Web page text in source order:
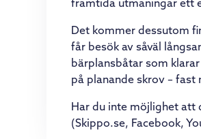
framtida utmaningar ett
Det kommer dessutom
får besök av såväl
bärplansbåtar som
på planande skrov – fast
Har du inte möjlighet att
(Skippo.se, Facebook,